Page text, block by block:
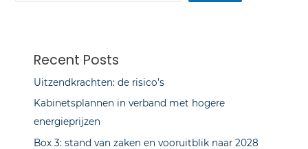
Recent Posts
Uitzendkrachten: de risico’s
Kabinetsplannen in verband met hogere
energieprijzen
Box 3: stand van zaken en vooruitblik naar 2028